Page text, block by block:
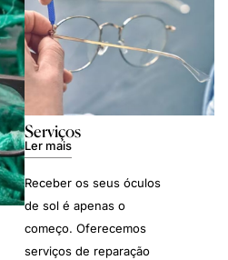
Serviços
Ler mais
Receber os seus óculos
de sol é apenas o
começo. Oferecemos
serviços de reparação